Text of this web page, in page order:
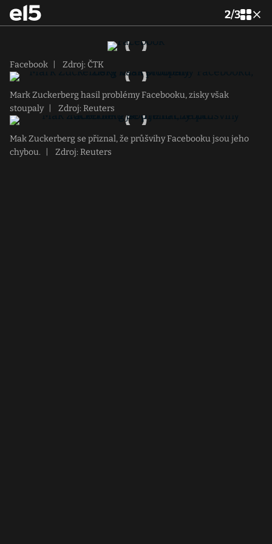
2/3
Facebook Zdroj: ČTK
Mark Zuckerberg hasil problémy Facebooku, zisky však
stoupaly
Zdroj: Reuters
Mak Zuckerberg se přiznal, že průšvihy Facebooku jsou jeho
chybou.
Zdroj: Reuters